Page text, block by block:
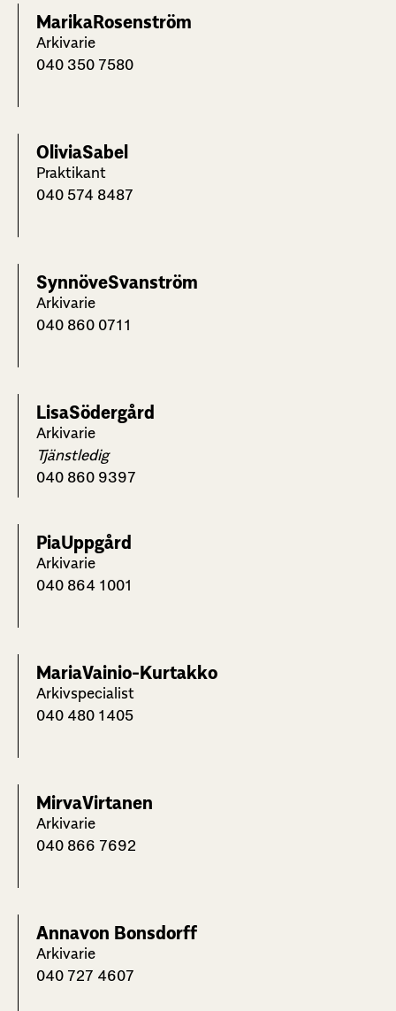
MarikaRosenström
Arkivarie
040 350 7580
OliviaSabel
Praktikant
040 574 8487
SynnöveSvanström
Arkivarie
040 860 0711
LisaSödergård
Arkivarie
Tjänstledig
040 860 9397
PiaUppgård
Arkivarie
040 864 1001
MariaVainio-Kurtakko
Arkivspecialist
040 480 1405
MirvaVirtanen
Arkivarie
040 866 7692
Annavon Bonsdorff
Arkivarie
040 727 4607